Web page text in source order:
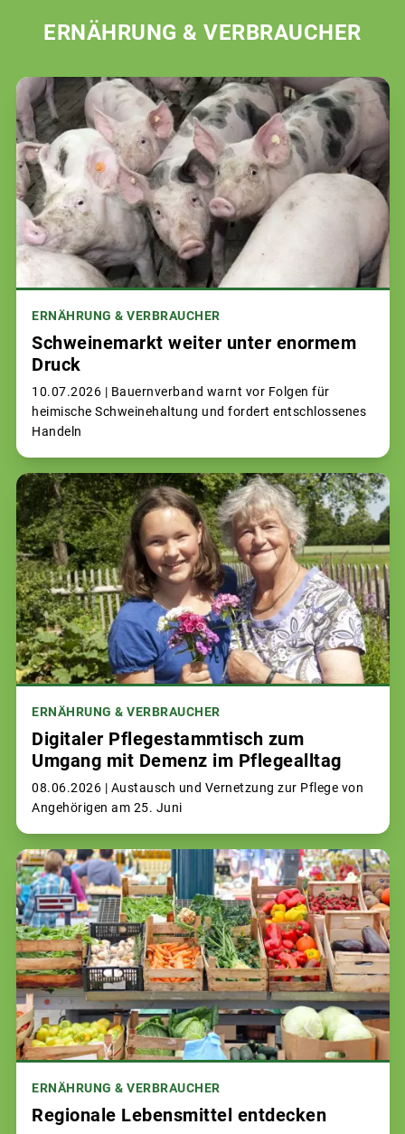
ERNÄHRUNG & VERBRAUCHER
ERNÄHRUNG & VERBRAUCHER
Schweinemarkt weiter unter enormem
Druck
10.07.2026 | Bauernverband warnt vor Folgen für
heimische Schweinehaltung und fordert entschlossenes
Handeln
ERNÄHRUNG & VERBRAUCHER
Digitaler Pflegestammtisch zum
Umgang mit Demenz im Pflegealltag
08.06.2026 | Austausch und Vernetzung zur Pflege von
Angehörigen am 25. Juni
ERNÄHRUNG & VERBRAUCHER
Regionale Lebensmittel entdecken